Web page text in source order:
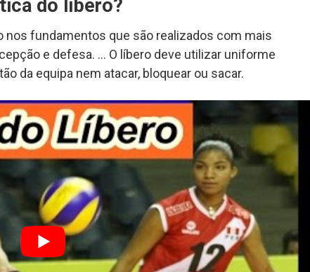
do líbero?
nos fundamentos que são realizados com mais
e defesa. … O líbero deve utilizar uniforme
da equipa nem atacar, bloquear ou sacar.